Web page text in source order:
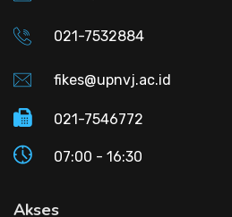
021-7532884
fikes@upnvj.ac.id
021-7546772
07:00 - 16:30
Akses